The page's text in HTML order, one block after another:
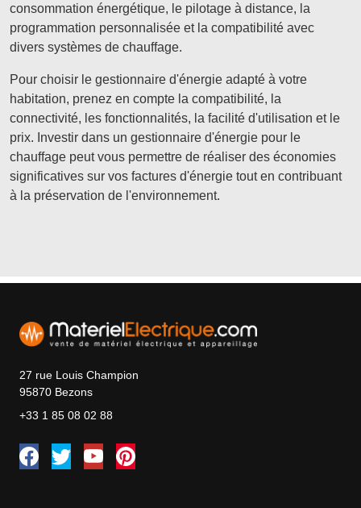
consommation énergétique, le pilotage à distance, la
programmation personnalisée et la compatibilité avec
divers systèmes de chauffage.
Pour choisir le gestionnaire d'énergie adapté à votre
habitation, prenez en compte la compatibilité, la
connectivité, les fonctionnalités, la facilité d'utilisation et le
prix. Investir dans un gestionnaire d'énergie pour le
chauffage peut vous permettre de réaliser des économies
significatives sur vos factures d'énergie tout en contribuant
à la préservation de l'environnement.
27 rue Louis Champion
95870 Bezons
+33 1 85 08 02 88